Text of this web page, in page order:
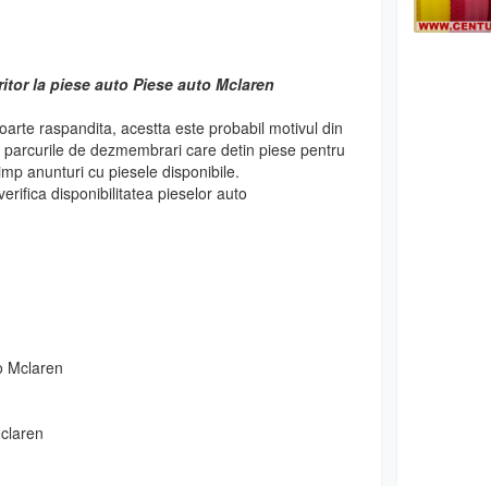
la piese auto Piese auto Mclaren
raspandita, acestta este probabil motivul din
de dezmembrari care detin piese pentru
anunturi cu piesele disponibile.
disponibilitatea pieselor auto
Mclaren